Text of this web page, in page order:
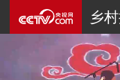
乡